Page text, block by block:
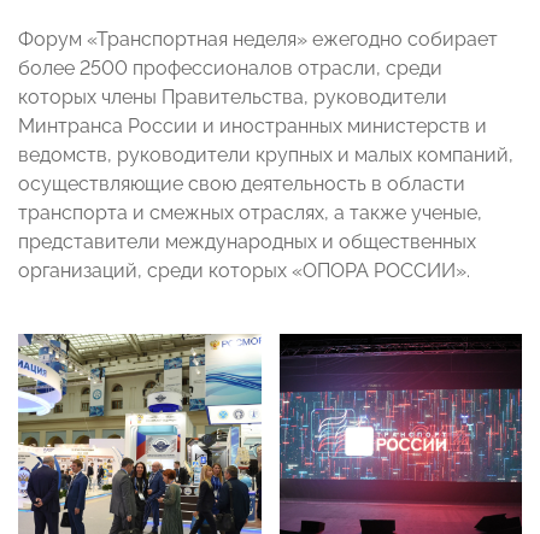
Форум «Транспортная неделя» ежегодно собирает
более 2500 профессионалов отрасли, среди
которых члены Правительства, руководители
Минтранса России и иностранных министерств и
ведомств, руководители крупных и малых компаний,
осуществляющие свою деятельность в области
транспорта и смежных отраслях, а также ученые,
представители международных и общественных
организаций, среди которых «ОПОРА РОССИИ».